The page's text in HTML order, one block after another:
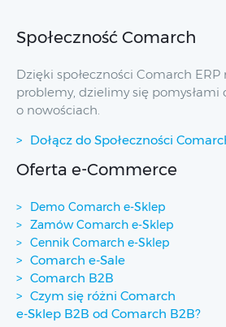
Społeczność Comarch
Dzięki społeczności Comarch
problemy, dzielimy się
o nowościach.
Dołącz do Społeczności
Oferta e-Commerce
Demo Comarch e-Sklep
Zamów Comarch e-Sklep
Cennik Comarch e-Sklep
Comarch e-Sale
Comarch B2B
Czym się różni Comarch
e-Sklep B2B od Comarch B2B?